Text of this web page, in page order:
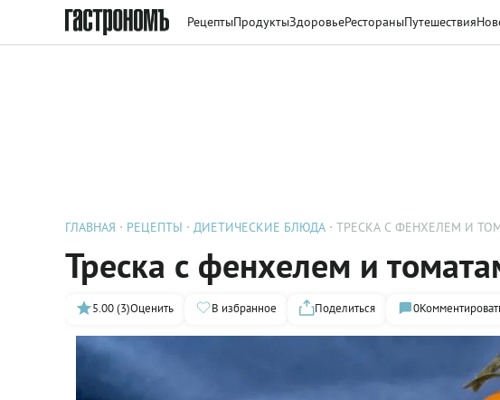
РецептыПродуктыЗдоровьеРестораныПутешествия
ГЛАВНАЯ РЕЦЕПТЫ ДИЕТИЧЕСКИЕ БЛЮДА ТРЕСКА С ФЕНХЕЛЕМ И
Треска с фенхелем и
5.00 (3)Оценить В избранное Поделиться 0